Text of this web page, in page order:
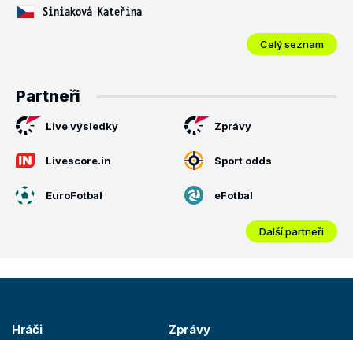
Siniaková Kateřina
Celý seznam
Partneři
Live výsledky Zprávy
Livescore.in Sport odds
EuroFotbal eFotbal
Další partneři
Hráči Zprávy